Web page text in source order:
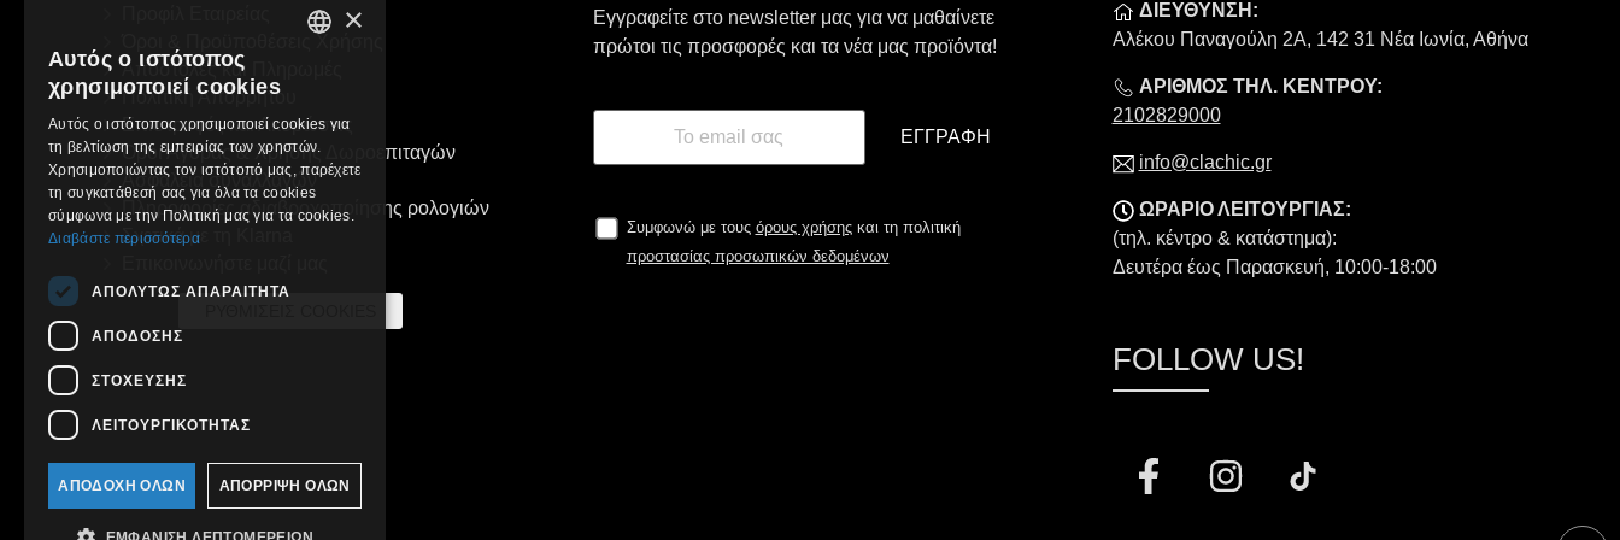
Αποστολές και Πληρωμές
Πολιτική Απορρήτου
Επιστροφές και Ακυρώσεις
Όροι Αγοράς & Χρήσης Δωροεπιταγών
Ασφάλεια συναλλαγών
Πληροφορίες αδιαβροχοποίησης ρολογιών
Σχετικά με τη Klarna
Εγγραφείτε στο newsletter μας για να μαθαίνετε
πρώτοι τις προσφορές και τα νέα μας προϊόντα!
ΕΓΓΡΑΦΉ
Συμφωνώ με τους όρους χρήσηςκαι τη πολιτική
προστασίας προσωπικών δεδομένων
ΔΙΕΥΘΥΝΣΗ:
Αλέκου Παναγούλη 2Α, 142 31 Νέα Ιωνία, Αθήνα
ΑΡΙΘΜΟΣ ΤΗΛ. ΚΕΝΤΡΟΥ:
2102829000
info@clachic.gr
ΩΡΑΡΙΟ ΛΕΙΤΟΥΡΓΙΑΣ:
(τηλ. κέντρο & κατάστημα):
Δευτέρα έως Παρασκευή, 10:00-18:00
FOLLOW US!
×
Αυτός ο ιστότοπος
χρησιμοποιεί cookies
Αυτός ο ιστότοπος χρησιμοποιεί cookies για
τη βελτίωση της εμπειρίας των χρηστών.
Χρησιμοποιώντας τον ιστότοπό μας, παρέχετε
τη συγκατάθεσή σας για όλα τα cookies
σύμφωνα με την Πολιτική μας για τα cookies.
Διαβάστε περισσότερα
ΑΠΟΛΎΤΩΣ ΑΠΑΡΑΊΤΗΤΑ
ΑΠΌΔΟΣΗΣ
ΣΤΌΧΕΥΣΗΣ
ΛΕΙΤΟΥΡΓΙΚΌΤΗΤΑΣ
ΑΠΟΔΟΧΉ ΌΛΩΝ ΑΠΌΡΡΙΨΗ ΌΛΩΝ